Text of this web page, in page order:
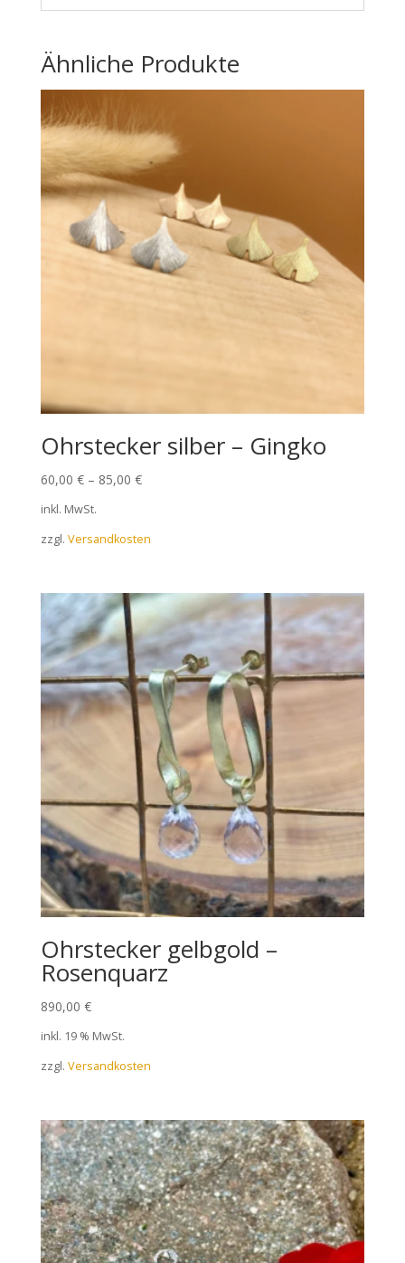
Ähnliche Produkte
Ohrstecker silber – Gingko
60,00 €– 85,00 €
inkl. MwSt.
zzgl. Versandkosten
Ohrstecker gelbgold –
Rosenquarz
890,00 €
inkl. 19 % MwSt.
zzgl. Versandkosten